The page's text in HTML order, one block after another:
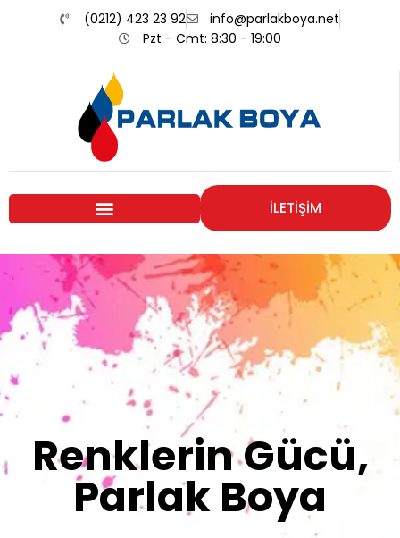
(0212) 423 23 92
info@parlakboya.net
Pzt - Cmt: 8:30 - 19:00
İLETİŞİM